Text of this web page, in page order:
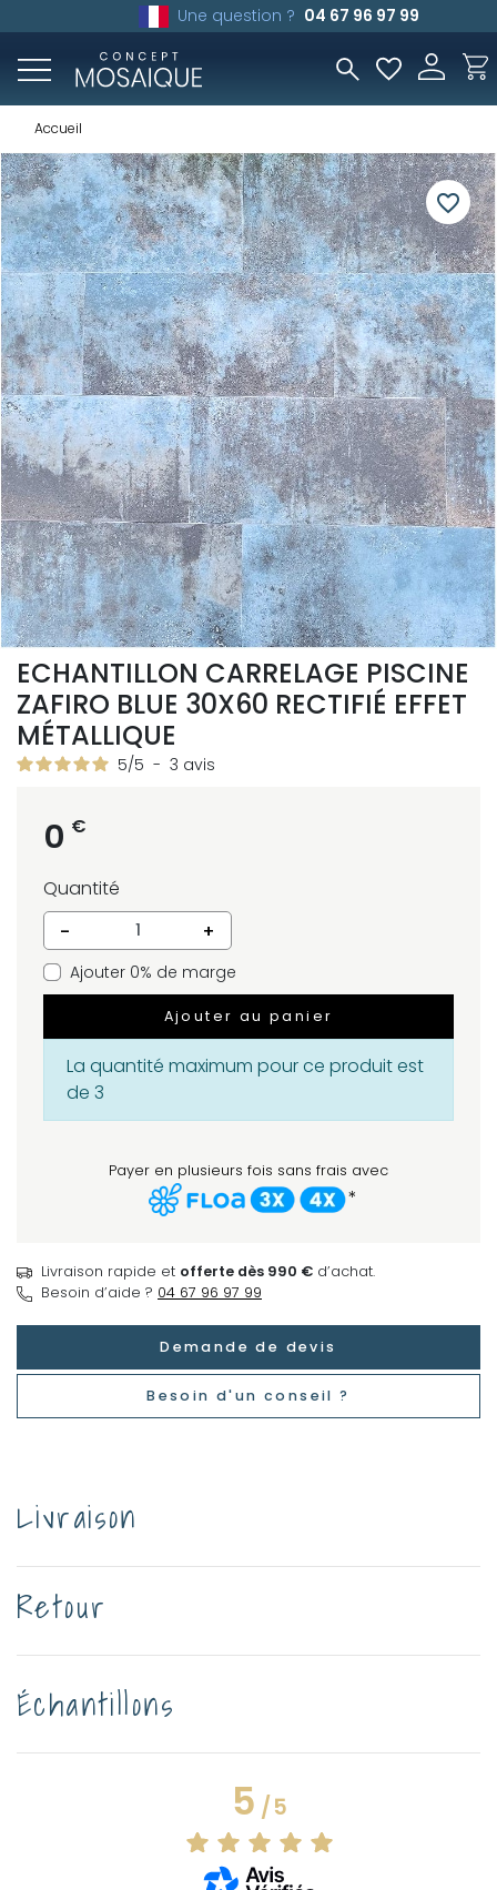
Une question ? 04 67 96 97 99
Accueil
favorite_border
ECHANTILLON CARRELAGE PISCINE
ZAFIRO BLUE 30X60 RECTIFIÉ EFFET
MÉTALLIQUE
5/5 - 3 avis
0 €
Quantité
-
+
Ajouter 0% de marge
Ajouter au panier
La quantité maximum pour ce produit est
de 3
Payer en plusieurs fois sans frais avec
*
Livraison rapide et offerte dès 990 € d’achat.
Besoin d’aide ? 04 67 96 97 99
Demande de devis
Besoin d'un conseil ?
Livraison
Retour
Échantillons
5/5